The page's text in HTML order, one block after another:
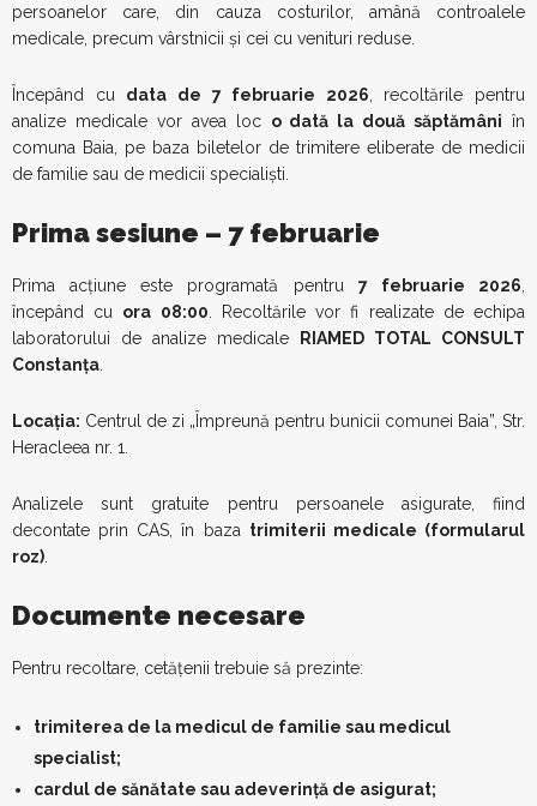
persoanelor care, din cauza costurilor, amână controalele
medicale, precum vârstnicii și cei cu venituri reduse.
Începând cu data de 7 februarie 2026 , recoltările pentru
analize medicale vor avea loc o dată la două săptămâni în
comuna Baia, pe baza biletelor de trimitere eliberate de medicii
de familie sau de medicii specialiști.
Prima sesiune – 7 februarie
Prima acțiune este programată pentru 7 februarie 2026
începând cu ora 08:00 . Recoltările vor fi realizate de echipa
laboratorului de analize medicale
RIAMED TOTAL CONSULT
Constanța
Locația: Centrul de zi „Împreună pentru bunicii comunei Baia”, Str.
Heracleea nr. 1.
Analizele sunt gratuite pentru persoanele asigurate, fiind
decontate prin CAS, în baza trimiterii medicale (formularul
roz)
Documente necesare
Pentru recoltare, cetățenii trebuie să prezinte:
trimiterea de la medicul de familie sau medicul
specialist;
cardul de sănătate sau adeverință de asigurat;